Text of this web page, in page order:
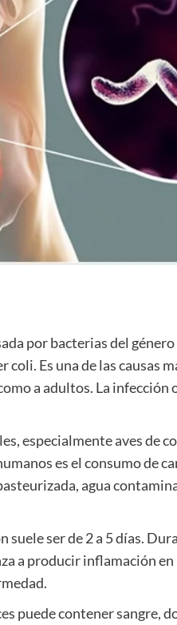
por bacterias del
Es una de las causas
a adultos. La infección
especialmente aves de
es el consumo de
agua
ser de 2 a 5 días.
a producir inflamación
puede contener sangre,